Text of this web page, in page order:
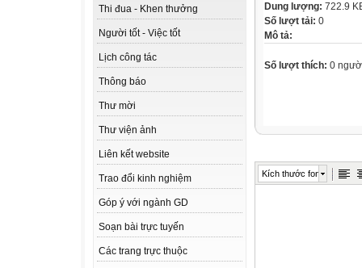
Thi đua - Khen thưởng
Người tốt - Việc tốt
Lịch công tác
Thông báo
Thư mời
Thư viện ảnh
Liên kết website
Trao đổi kinh nghiệm
Góp ý với ngành GD
Soạn bài trực tuyến
Các trang trực thuộc
Dung lượng: 722.9
Số lượt tải: 0
Mô tả:
Số lượt thích: 0
Kích thước font